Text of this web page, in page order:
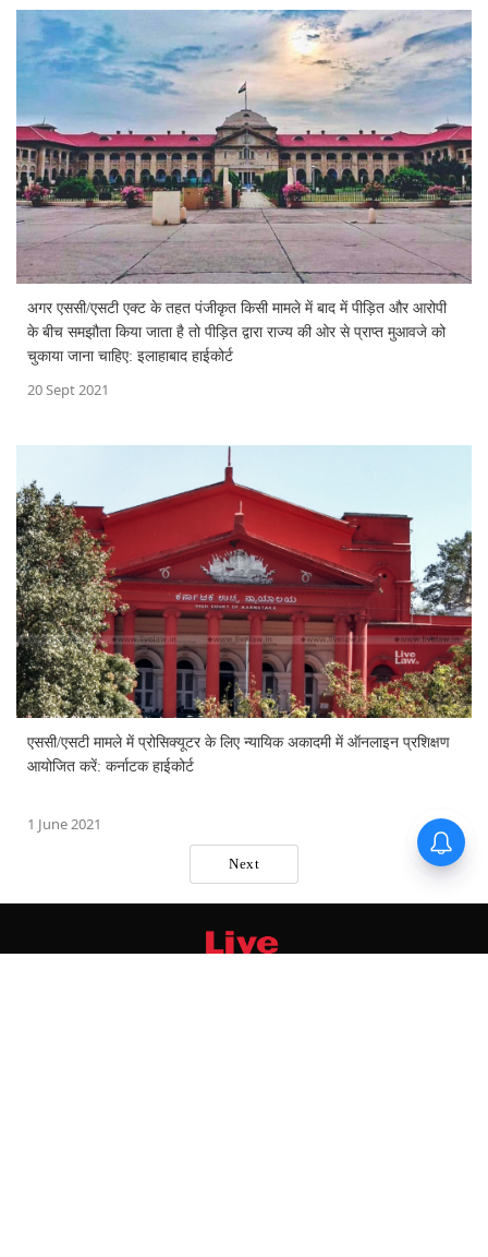
अगर एससी/एसटी एक्ट के तहत पंजीकृत किसी मामले में बाद में पीड़ित और आरोपी
के बीच समझौता किया जाता है तो पीड़ित द्वारा राज्य की ओर से प्राप्त मुआवजे को
चुकाया जाना चाहिए: इलाहाबाद हाईकोर्ट
20 Sept 2021
एससी/एसटी मामले में प्रोसिक्यूटर के लिए न्यायिक अकादमी में ऑनलाइन प्रशिक्षण
आयोजित करें: कर्नाटक हाईकोर्ट
1 June 2021
Next